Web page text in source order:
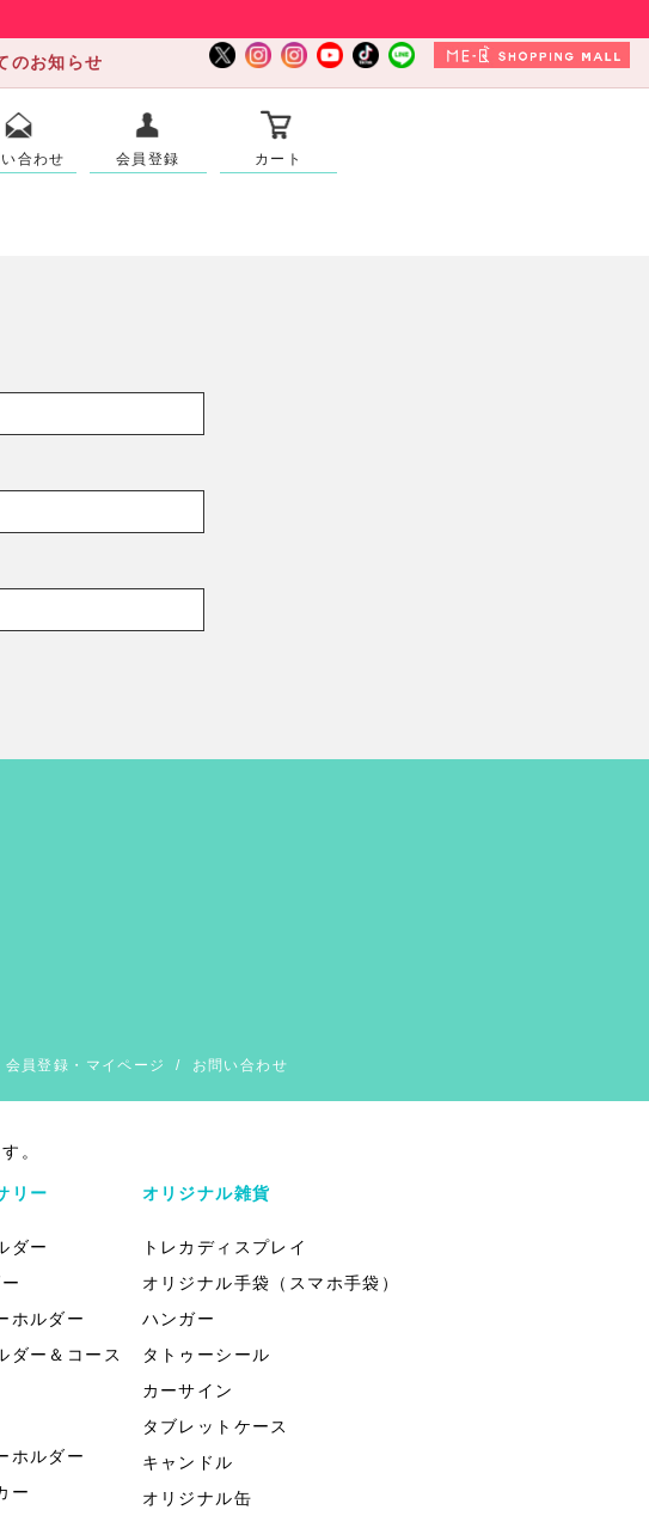
のお知らせ
合わせ 会員登録 カート
会員登録・マイページ / お問い合わせ
。
リー
ダー
ホルダー
ダー＆コース
ホルダー
ー
オリジナル雑貨
トレカディスプレイ
オリジナル手袋（スマホ手袋）
ハンガー
タトゥーシール
カーサイン
タブレットケース
キャンドル
オリジナル缶